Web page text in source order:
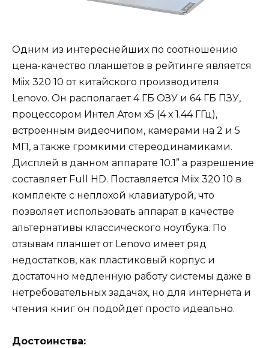
Одним из интереснейших по соотношению
цена-качество планшетов в рейтинге является
Miix 320 10 от китайского производителя
Lenovo. Он располагает 4 ГБ ОЗУ и 64 ГБ ПЗУ,
процессором Интел Атом х5 (4 х 1.44 ГГц),
встроенным видеочипом, камерами на 2 и 5
МП, а также громкими стереодинамиками.
Дисплей в данном аппарате 10.1” а разрешение
составляет Full HD. Поставляется Miix 320 10 в
комплекте с неплохой клавиатурой, что
позволяет использовать аппарат в качестве
альтернативы классического ноутбука. По
отзывам планшет от Lenovo имеет ряд
недостатков, как пластиковый корпус и
достаточно медленную работу системы даже в
нетребовательных задачах, но для интернета и
чтения книг он подойдет просто идеально.
Достоинства: